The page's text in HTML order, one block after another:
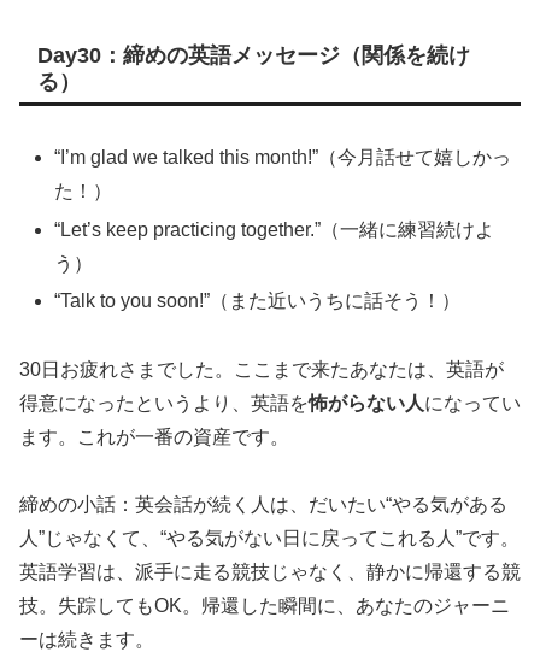
Day30：締めの英語メッセージ（関係を続け
る）
“I’m glad we talked this month!”（今月話せて嬉しかっ
た！）
“Let’s keep practicing together.”（一緒に練習続けよ
う）
“Talk to you soon!”（また近いうちに話そう！）
30日お疲れさまでした。ここまで来たあなたは、英語が
得意になったというより、英語を怖がらない人になってい
ます。これが一番の資産です。
締めの小話：英会話が続く人は、だいたい“やる気がある
人”じゃなくて、“やる気がない日に戻ってこれる人”です。
英語学習は、派手に走る競技じゃなく、静かに帰還する競
技。失踪してもOK。帰還した瞬間に、あなたのジャーニ
ーは続きます。